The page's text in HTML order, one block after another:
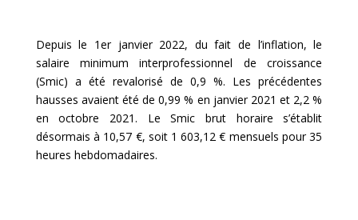
Depuis le 1er janvier 2022, du fait de l’inflation, le
salaire minimum interprofessionnel de croissance
(Smic) a été revalorisé de 0,9 %. Les précédentes
hausses avaient été de 0,99 % en janvier 2021 et 2,2 %
en octobre 2021. Le Smic brut horaire s’établit
désormais à 10,57 €, soit 1 603,12 € mensuels pour 35
heures hebdomadaires.